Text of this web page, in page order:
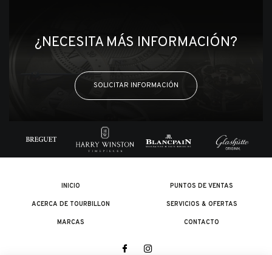
¿NECESITA MÁS INFORMACIÓN?
SOLICITAR INFORMACIÓN
INICIO
ACERCA DE TOURBILLON
MARCAS
PUNTOS DE VENTAS
SERVICIOS & OFERTAS
CONTACTO